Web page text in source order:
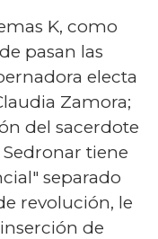
K, como
pasan las
electa
Zamora;
del sacerdote
tiene
separado
revolución, le
de